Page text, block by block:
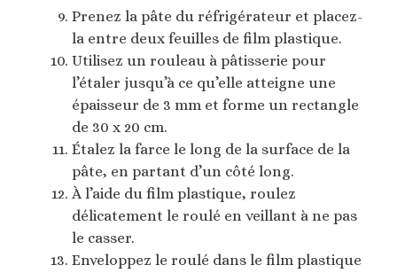
Prenez la pâte du réfrigérateur et placez-
la entre deux feuilles de film plastique.
Utilisez un rouleau à pâtisserie pour
l’étaler jusqu’à ce qu’elle atteigne une
épaisseur de 3 mm et forme un rectangle
de 30 x 20 cm.
Étalez la farce le long de la surface de la
pâte, en partant d’un côté long.
À l’aide du film plastique, roulez
délicatement le roulé en veillant à ne pas
le casser.
Enveloppez le roulé dans le film plastique